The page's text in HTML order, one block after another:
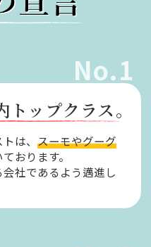
No.1
トップクラス。
トは、スーモやグーグ
おります。
社であるよう邁進し